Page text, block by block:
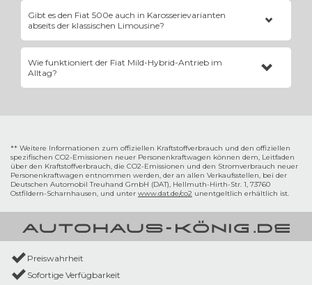
Gibt es den Fiat 500e auch in Karosserievarianten
abseits der klassischen Limousine?
elektrischem Stoffverdeck sowie in der innovativen „3+1“-Variante,
die eine zusätzliche, gegenläufig öffnende Fronttür auf der
Beifahrerseite für bequemeren Einstieg bietet.
Wie funktioniert der Fiat Mild-Hybrid-Antrieb im
Alltag?
** Weitere Informationen zum offiziellen Kraftstoffverbrauch und den offiziellen
spezifischen CO2-Emissionen neuer Personenkraftwagen können dem‚ Leitfaden
über den Kraftstoffverbrauch, die CO2-Emissionen und den Stromverbrauch neuer
Personenkraftwagen entnommen werden, der an allen Verkaufsstellen, bei der
Deutschen Automobil Treuhand GmbH (DAT), Hellmuth-Hirth-Str. 1, 73760
Ostfildern-Scharnhausen, und unter www.dat.de/co2 unentgeltlich erhältlich ist.
Preiswahrheit
Sofortige Verfügbarkeit